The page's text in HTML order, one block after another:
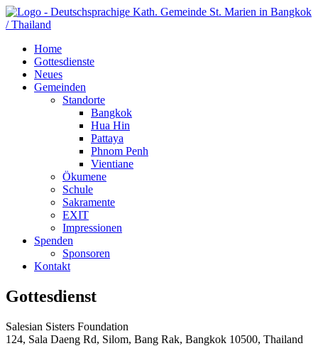
Home
Gottesdienste
Neues
Gemeinden
Standorte
Bangkok
Hua Hin
Pattaya
Phnom Penh
Vientiane
Ökumene
Schule
Sakramente
EXIT
Impressionen
Spenden
Sponsoren
Kontakt
Gottesdienst
Salesian Sisters Foundation
124, Sala Daeng Rd, Silom, Bang Rak, Bangkok 10500, Thailand